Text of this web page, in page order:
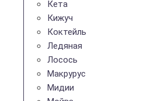
Кета
Кижуч
Коктейль
Ледяная
Лосось
Макрурус
Мидии